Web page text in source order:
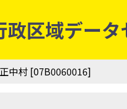
区域デー
中村 [07B0060016]